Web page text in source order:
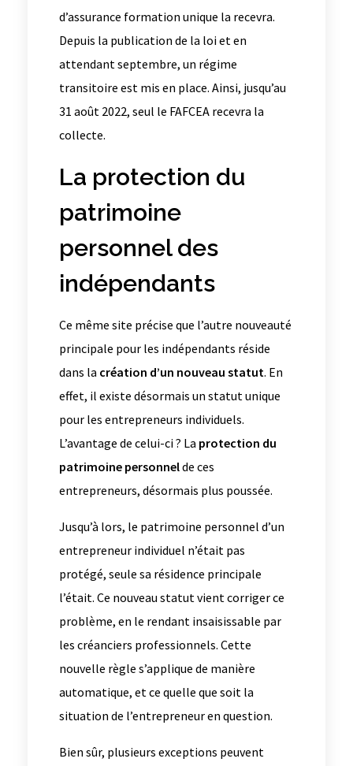
d’assurance formation unique la recevra.
Depuis la publication de la loi et en
attendant septembre, un régime
transitoire est mis en place. Ainsi, jusqu’au
31 août 2022, seul le FAFCEA recevra la
collecte.
La protection du
patrimoine
personnel des
indépendants
Ce même site précise que l’autre nouveauté
principale pour les indépendants réside
dans la création d’un nouveau statut. En
effet, il existe désormais un statut unique
pour les entrepreneurs individuels.
L’avantage de celui-ci ? La protection du
patrimoine personnelde ces
entrepreneurs, désormais plus poussée.
Jusqu’à lors, le patrimoine personnel d’un
entrepreneur individuel n’était pas
protégé, seule sa résidence principale
l’était. Ce nouveau statut vient corriger ce
problème, en le rendant insaisissable par
les créanciers professionnels. Cette
nouvelle règle s’applique de manière
automatique, et ce quelle que soit la
situation de l’entrepreneur en question.
Bien sûr, plusieurs exceptions peuvent